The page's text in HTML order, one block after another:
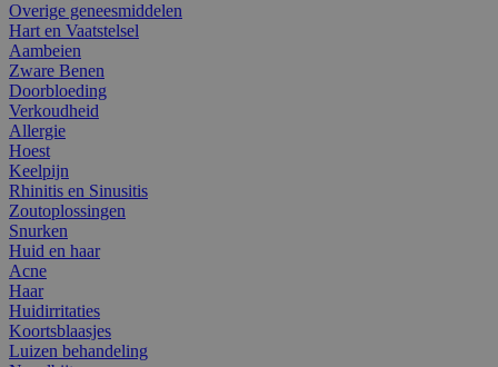
Overige geneesmiddelen
Hart en Vaatstelsel
Aambeien
Zware Benen
Doorbloeding
Verkoudheid
Allergie
Hoest
Keelpijn
Rhinitis en Sinusitis
Zoutoplossingen
Snurken
Huid en haar
Acne
Haar
Huidirritaties
Koortsblaasjes
Luizen behandeling